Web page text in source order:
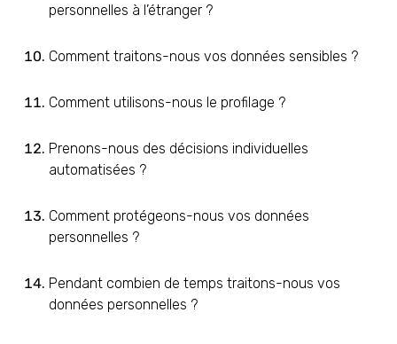
personnelles à l’étranger ?
Comment traitons-nous vos données sensibles ?
Comment utilisons-nous le profilage ?
Prenons-nous des décisions individuelles
automatisées ?
Comment protégeons-nous vos données
personnelles ?
Pendant combien de temps traitons-nous vos
données personnelles ?